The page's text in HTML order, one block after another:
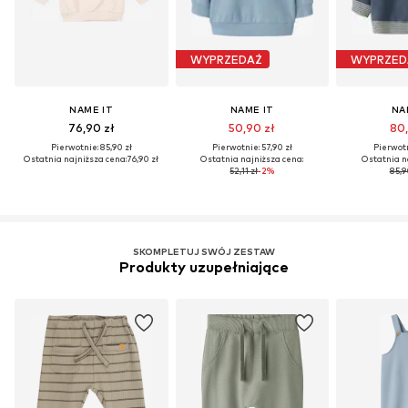
NAME IT
76,90 zł
Pierwotnie: 85,90 zł
Ostatnia najniższa cena:76,90 zł
WYPRZEDAŻ
NAME IT
50,90 zł
Pierwotnie: 57,90 zł
Ostatnia najniższa cena:
52,11 zł-2%
Ostatnia
SKOMPLETUJ SWÓJ ZESTAW
Produkty uzupełniające